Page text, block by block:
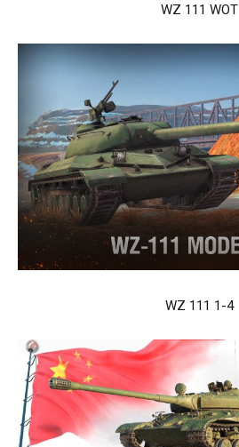
WZ 111 WOT
WZ 111 1-4